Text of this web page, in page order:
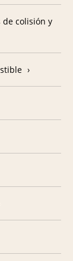
colisión y